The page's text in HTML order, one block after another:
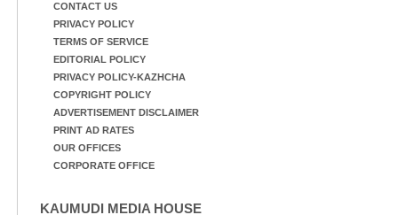
CONTACT US
PRIVACY POLICY
TERMS OF SERVICE
EDITORIAL POLICY
PRIVACY POLICY-KAZHCHA
COPYRIGHT POLICY
ADVERTISEMENT DISCLAIMER
PRINT AD RATES
OUR OFFICES
CORPORATE OFFICE
KAUMUDI MEDIA HOUSE